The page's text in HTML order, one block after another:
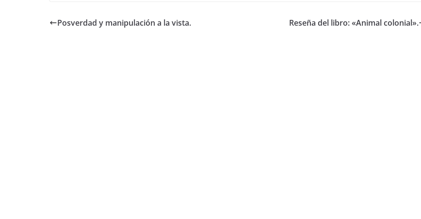
Posverdad y manipulación a la vista. Reseña del libro: «Animal colonial».